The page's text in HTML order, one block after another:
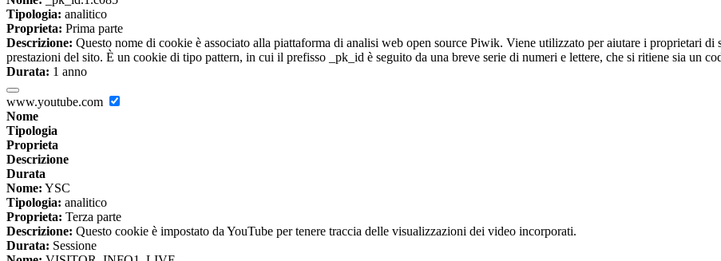
Tipologia: analitico
Proprieta: Prima parte
Descrizione: Questo nome di cookie è associato alla piattaforma di analisi web open source Piwik. Viene utilizzato per aiutare i proprietari
prestazioni del sito. È un cookie di tipo pattern, in cui il prefisso _pk_id è seguito da una breve serie di numeri e lettere, che si ritiene sia un
Durata: 1 anno
www.youtube.com
Nome
Tipologia
Proprieta
Descrizione
Durata
Nome: YSC
Tipologia: analitico
Proprieta: Terza parte
Descrizione: Questo cookie è impostato da YouTube per tenere traccia delle visualizzazioni dei video incorporati.
Durata: Sessione